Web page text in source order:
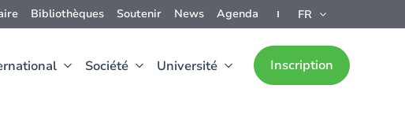
Bibliothèques Soutenir News Agenda FR
Société Université Inscription